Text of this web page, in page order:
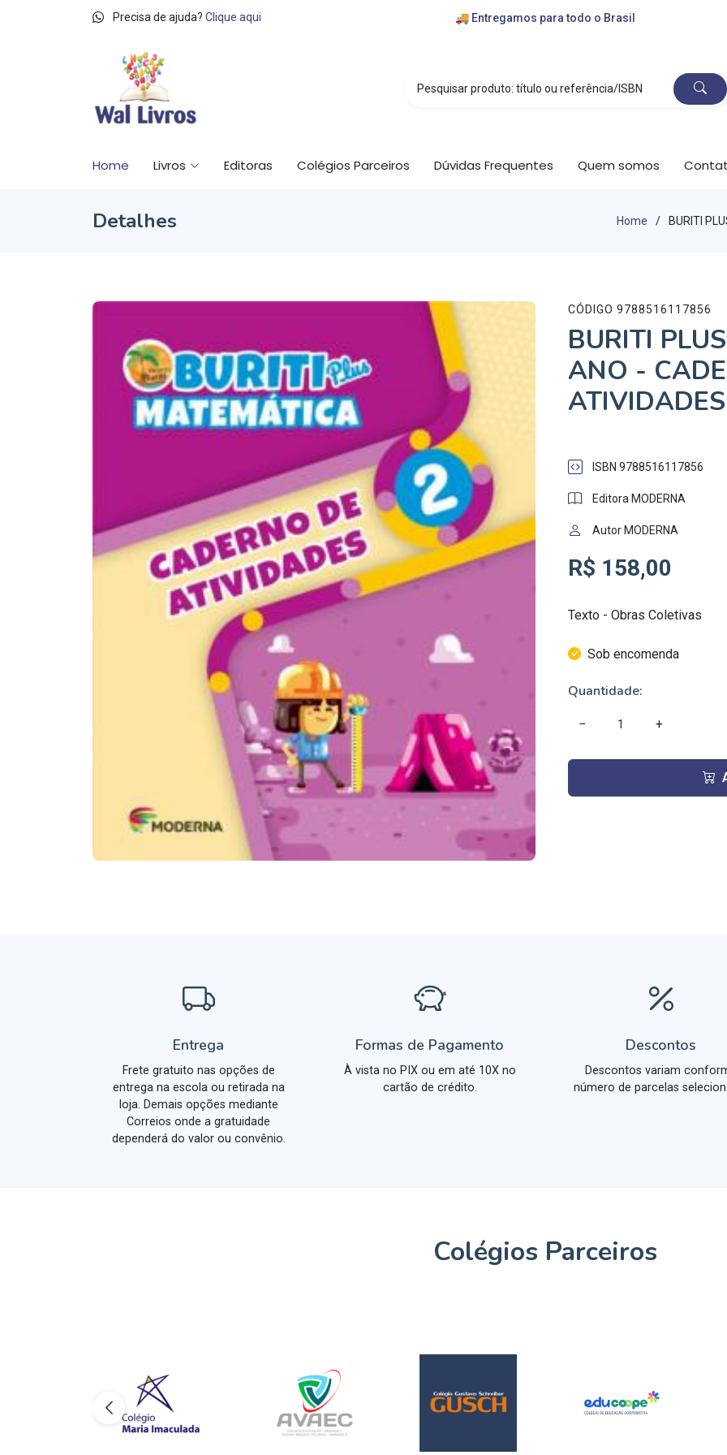
Precisa de ajuda? Clique aqui
🚚 Entregamos para todo o Brasil
Home Livros Editoras Colégios Parceiros Dúvidas Frequentes Quem somos
Detalhes Home BURITI
CÓDIGO 9788516117856
BURITI
ANO -
ATIVIDADES
ISBN 9788516117856
Editora MODERNA
Autor MODERNA
R$ 158,00
Texto - Obras Coletivas
Sob encomenda
Quantidade:
− +
Entrega
Frete gratuito nas opções de
entrega na escola ou retirada na
loja. Demais opções mediante
Correios onde a gratuidade
dependerá do valor ou convênio.
Formas de Pagamento
À vista no PIX ou em até 10X no
cartão de crédito.
Descontos
Descontos variam
número de parcelas
Colégios Parceiros